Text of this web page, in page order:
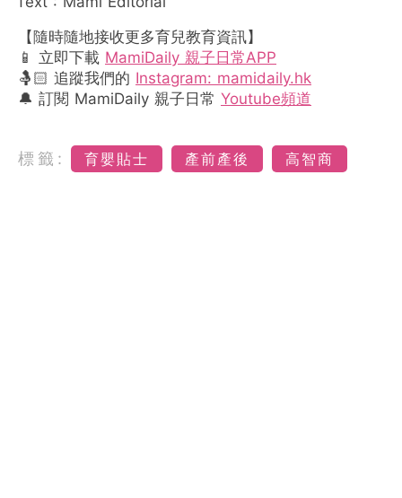
【隨時隨地接收更多育兒教育資訊】
📱 立即下載 MamiDaily 親子日常APP
🤱🏻 追蹤我們的 Instagram: mamidaily.hk
🔔 訂閱 MamiDaily 親子日常 Youtube頻道
標籤: 育嬰貼士 產前產後 高智商